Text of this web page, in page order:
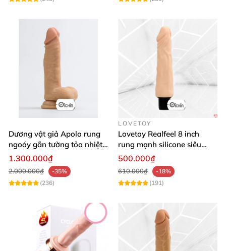
Dương vật giả Apolo rung
ngoáy gắn tường tỏa nhiệt
đa chế độ
1.300.000₫
2.000.000₫
-35%
(236)
LOVETOY
Lovetoy Realfeel 8 inch
rung mạnh silicone siêu
mềm
500.000₫
610.000₫
-18%
(191)